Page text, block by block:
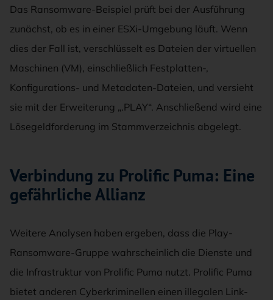
Das Ransomware-Beispiel prüft bei der Ausführung
zunächst, ob es in einer ESXi-Umgebung läuft. Wenn
dies der Fall ist, verschlüsselt es Dateien der virtuellen
Maschinen (VM), einschließlich Festplatten-,
Konfigurations- und Metadaten-Dateien, und versieht
sie mit der Erweiterung „.PLAY“. Anschließend wird eine
Lösegeldforderung im Stammverzeichnis abgelegt.
Verbindung zu Prolific Puma: Eine
gefährliche Allianz
Weitere Analysen haben ergeben, dass die Play-
Ransomware-Gruppe wahrscheinlich die Dienste und
die Infrastruktur von Prolific Puma nutzt. Prolific Puma
bietet anderen Cyberkriminellen einen illegalen Link-